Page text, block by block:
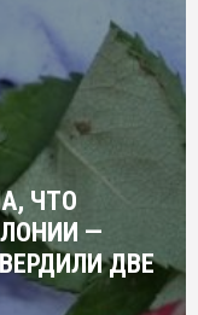
ЧТО
—
ДВЕ